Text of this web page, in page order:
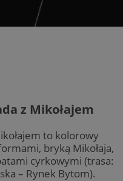
z Mikołajem
to kolorowy
bryką Mikołaja,
cyrkowymi (trasa:
– Rynek Bytom).